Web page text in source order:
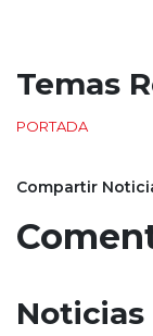
Temas
PORTADA
Compartir
Noticias